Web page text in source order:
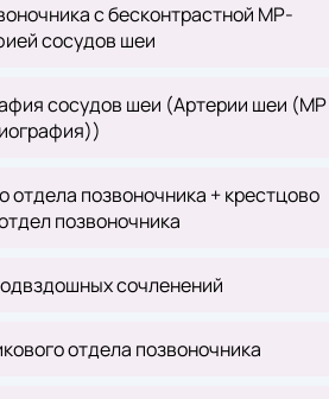
с бесконтрастной МР-
сосудов шеи
сосудов шеи (Артерии шеи (МР
позвоночника + крестцово
позвоночника
сочленений
отдела позвоночника